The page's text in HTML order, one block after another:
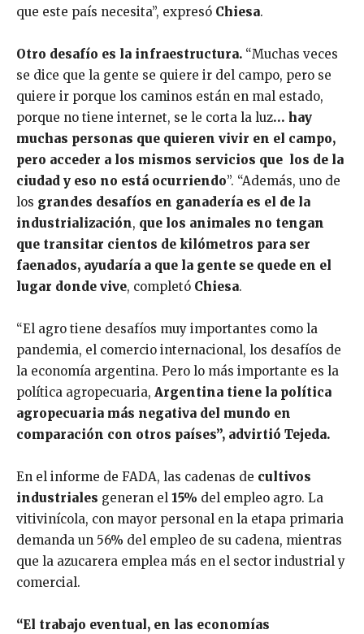
que este país necesita”, expresó Chiesa.
Otro desafío es la infraestructura. “Muchas veces
se dice que la gente se quiere ir del campo, pero se
quiere ir porque los caminos están en mal estado,
porque no tiene internet, se le corta la luz… hay
muchas personas que quieren vivir en el campo,
pero acceder a los mismos servicios que los de la
ciudad y eso no está ocurriendo”. “Además, uno de
los grandes desafíos en ganadería es el de la
industrialización, que los animales no tengan
que transitar cientos de kilómetros para ser
faenados, ayudaría a que la gente se quede en el
lugar donde vive, completó Chiesa.
“El agro tiene desafíos muy importantes como la
pandemia, el comercio internacional, los desafíos de
la economía argentina. Pero lo más importante es la
política agropecuaria, Argentina tiene la política
agropecuaria más negativa del mundo en
comparación con otros países”, advirtió Tejeda.
En el informe de FADA, las cadenas de cultivos
industriales generan el 15% del empleo agro. La
vitivinícola, con mayor personal en la etapa primaria
demanda un 56% del empleo de su cadena, mientras
que la azucarera emplea más en el sector industrial y
comercial.
“El trabajo eventual, en las economías